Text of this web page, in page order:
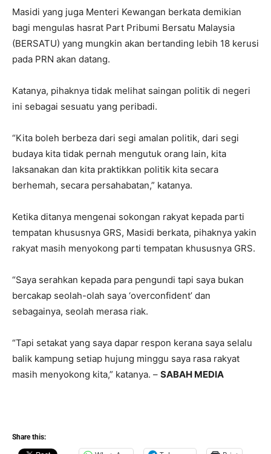
Masidi yang juga Menteri Kewangan berkata demikian
bagi mengulas hasrat Part Pribumi Bersatu Malaysia
(BERSATU) yang mungkin akan bertanding lebih 18 kerusi
pada PRN akan datang.
Katanya, pihaknya tidak melihat saingan politik di negeri
ini sebagai sesuatu yang peribadi.
“Kita boleh berbeza dari segi amalan politik, dari segi
budaya kita tidak pernah mengutuk orang lain, kita
laksanakan dan kita praktikkan politik kita secara
berhemah, secara persahabatan,” katanya.
Ketika ditanya mengenai sokongan rakyat kepada parti
tempatan khususnya GRS, Masidi berkata, pihaknya yakin
rakyat masih menyokong parti tempatan khususnya GRS.
“Saya serahkan kepada para pengundi tapi saya bukan
bercakap seolah-olah saya ‘overconfident’ dan
sebagainya, seolah merasa riak.
“Tapi setakat yang saya dapar respon kerana saya selalu
balik kampung setiap hujung minggu saya rasa rakyat
masih menyokong kita,” katanya. – SABAH MEDIA
Share this: